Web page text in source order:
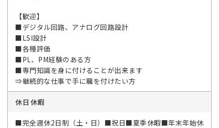
【歓迎】
■デジタル回路、アナログ回路設計
■LSI設計
■各種評価
■PL、PM経験のある方
■専門知識を身に付けることが出来ます
⇒継続的な仕事で手に職を付けたい方
休日休暇
■完全週休2日制（土・日）■祝日■夏季休暇■年末年始休